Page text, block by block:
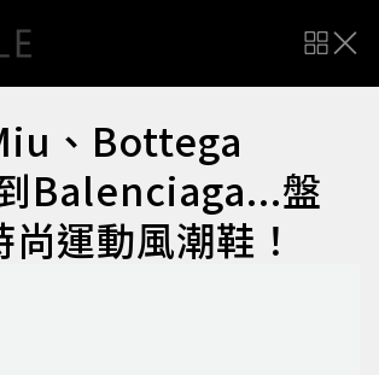
、Bottega
Balenciaga...盤
運動風潮鞋！